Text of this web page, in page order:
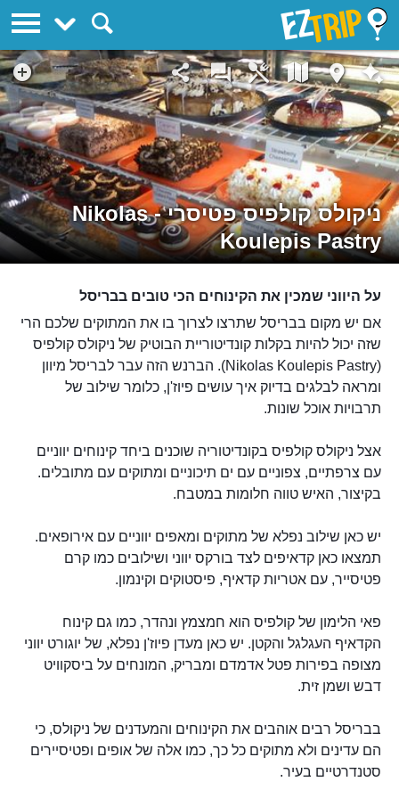
ניקולס קולפיס פטיסרי - Nikolas
Koulepis Pastry
על היווני שמכין את הקינוחים הכי טובים בבריסל
אם יש מקום בבריסל שתרצו לצרוך בו את המתוקים שלכם הרי
שזה יכול להיות בקלות קונדיטוריית הבוטיק של ניקולס קולפיס
(Nikolas Koulepis Pastry). הברנש הזה עבר לבריסל מיוון
ומראה לבלגים בדיוק איך עושים פיוז'ן, כלומר שילוב של
תרבויות אוכל שונות.
אצל ניקולס קולפיס בקונדיטוריה שוכנים ביחד קינוחים יווניים
עם צרפתיים, צפוניים עם ים תיכוניים ומתוקים עם מתובלים.
בקיצור, האיש טווה חלומות במטבח.
יש כאן שילוב נפלא של מתוקים ומאפים יווניים עם אירופאים.
תמצאו כאן קדאיפים לצד בורקס יווני ושילובים כמו קרם
פטיסייר, עם אטריות קדאיף, פיסטוקים וקינמון.
פאי הלימון של קולפיס הוא חמצמץ ונהדר, כמו גם קינוח
הקדאיף העגלגל והקטן. יש כאן מעדן פיוז'ן נפלא, של יוגורט יווני
מצופה בפירות פטל אדמדם ומבריק, המונחים על ביסקוויט
דבש ושמן זית.
בבריסל רבים אוהבים את הקינוחים והמעדנים של ניקולס, כי
הם עדינים ולא מתוקים כל כך, כמו אלה של אופים ופטיסיירים
סטנדרטיים בעיר.
EZTrip